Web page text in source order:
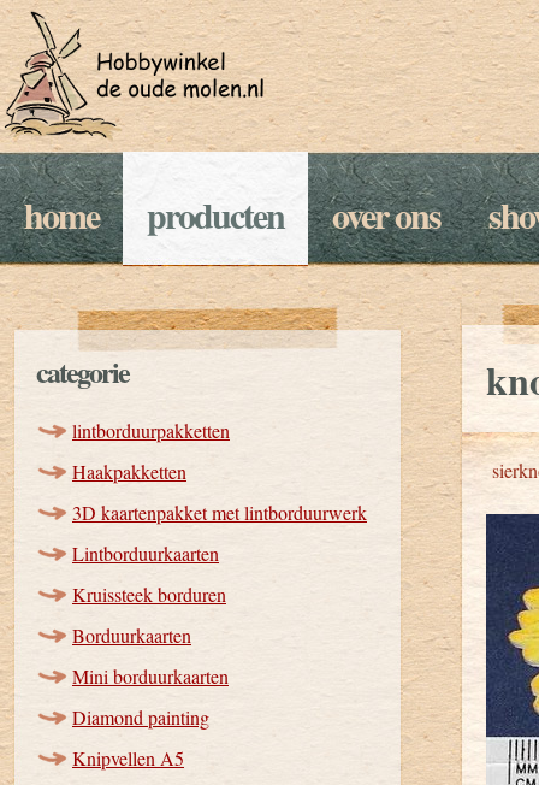
home producten over ons
categorie
lintborduurpakketten
Haakpakketten
3D kaartenpakket met lintborduurwerk
Lintborduurkaarten
Kruissteek borduren
Borduurkaarten
Mini borduurkaarten
Diamond painting
Knipvellen A5